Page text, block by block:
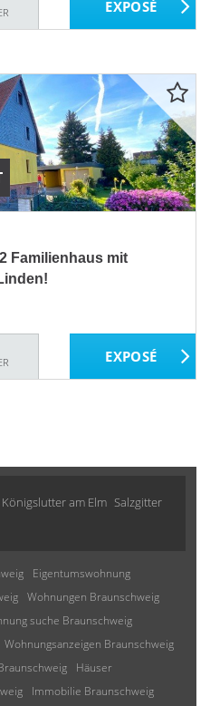
Familienhaus mit
Königslutter am Elm Salzgitter
Eigentumswohnung
Wohnungen Braunschweig
suche Braunschweig
Wohnungsanzeigen Braunschweig
Häuser
Immobilie Braunschweig